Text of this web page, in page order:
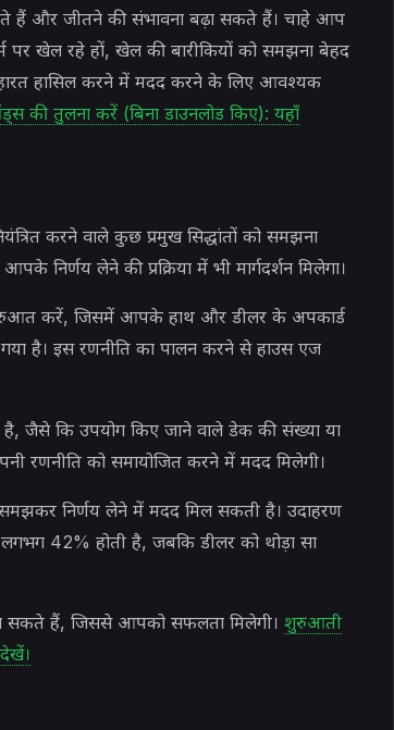
हैं और जीतने की संभावना बढ़ा सकते हैं। चाहे आप
पर खेल रहे हों, खेल की बारीकियों को समझना बेहद
हासिल करने में मदद करने के लिए आवश्यक
की तुलना करें (बिना डाउनलोड किए): यहाँ
करने वाले कुछ प्रमुख सिद्धांतों को समझना
निर्णय लेने की प्रक्रिया में भी मार्गदर्शन मिलेगा।
शुरुआत करें, जिसमें आपके हाथ और डीलर के अपकार्ड
है। इस रणनीति का पालन करने से हाउस एज
जैसे कि उपयोग किए जाने वाले डेक की संख्या या
रणनीति को समायोजित करने में मदद मिलेगी।
निर्णय लेने में मदद मिल सकती है। उदाहरण
42% होती है, जबकि डीलर को थोड़ा सा
सकते हैं, जिससे आपको सफलता मिलेगी। शुरुआती